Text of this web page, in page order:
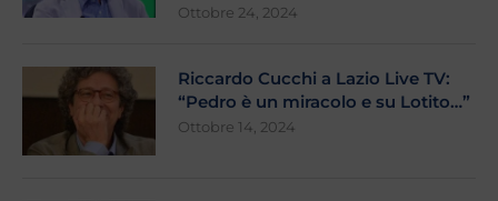
Ottobre 24, 2024
Riccardo Cucchi a Lazio Live TV:
“Pedro è un miracolo e su Lotito…”
Ottobre 14, 2024